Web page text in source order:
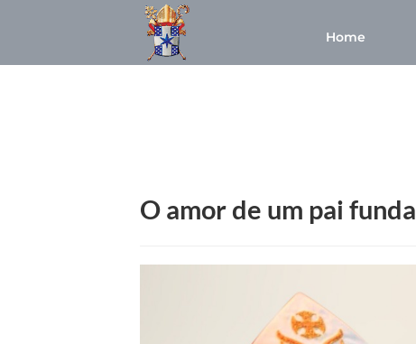
Home
O amor de um pai